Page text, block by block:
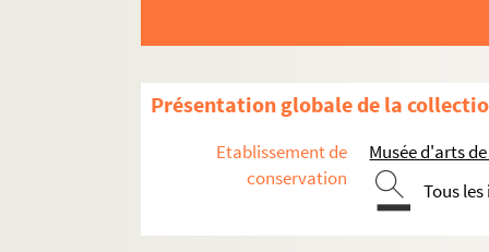
Présentation globale de la
Etablissement de
conservation
Musée d'arts
Tous
Artistes. JOUSSELIN, François
Artistes. JOUTEL, Daniel
Photographes. JOUVE, Valérie